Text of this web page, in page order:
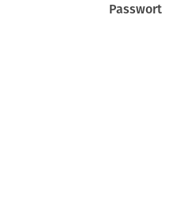
Passwort